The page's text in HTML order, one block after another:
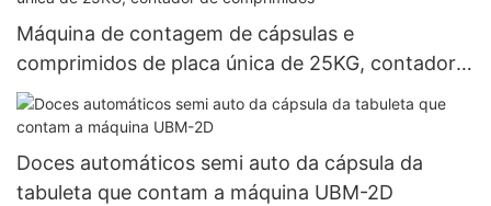
Máquina de contagem de cápsulas e
comprimidos de placa única de 25KG, contador
de comprimidos
Doces automáticos semi auto da cápsula da
tabuleta que contam a máquina UBM-2D